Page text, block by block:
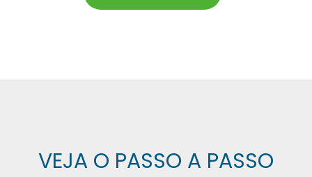
VEJA O PASSO A PASSO